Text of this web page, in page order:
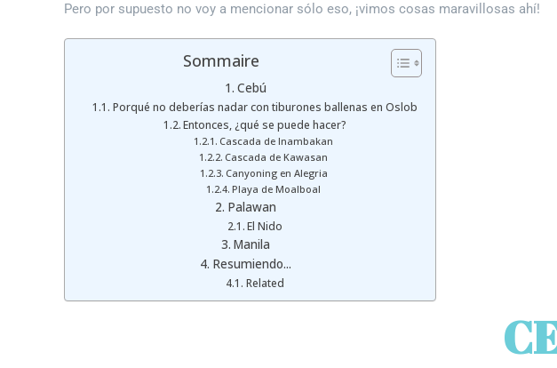
Pero por supuesto no voy a mencionar sólo eso, ¡vimos cosas maravillosas ahí!
Sommaire
Cebú
Porqué no deberías nadar con tiburones ballenas en Oslob
Entonces, ¿qué se puede hacer?
Cascada de Inambakan
Cascada de Kawasan
Canyoning en Alegria
Playa de Moalboal
Palawan
El Nido
Manila
Resumiendo...
Related